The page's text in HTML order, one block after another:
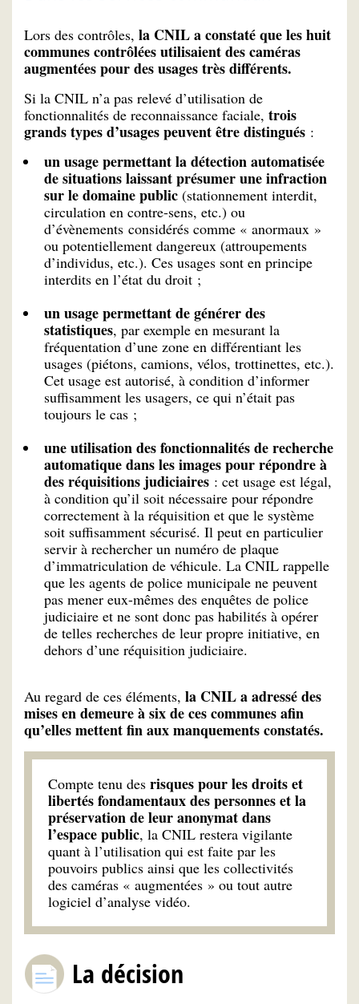
Lors des contrôles, la CNIL a constaté que les huit
communes contrôlées utilisaient des caméras
augmentées pour des usages très différents.
Si la CNIL n’a pas relevé d’utilisation de
fonctionnalités de reconnaissance faciale, trois
grands types d’usages peuvent être distingués :
un usage permettant la détection automatisée
de situations laissant présumer une infraction
sur le domaine public (stationnement interdit,
circulation en contre-sens, etc.) ou
d’évènements considérés comme « anormaux »
ou potentiellement dangereux (attroupements
d’individus, etc.). Ces usages sont en principe
interdits en l’état du droit ;
un usage permettant de générer des
statistiques, par exemple en mesurant la
fréquentation d’une zone en différentiant les
usages (piétons, camions, vélos, trottinettes, etc.).
Cet usage est autorisé, à condition d’informer
suffisamment les usagers, ce qui n’était pas
toujours le cas ;
une utilisation des fonctionnalités de recherche
automatique dans les images pour répondre à
des réquisitions judiciaires : cet usage est légal,
à condition qu’il soit nécessaire pour répondre
correctement à la réquisition et que le système
soit suffisamment sécurisé. Il peut en particulier
servir à rechercher un numéro de plaque
d’immatriculation de véhicule. La CNIL rappelle
que les agents de police municipale ne peuvent
pas mener eux-mêmes des enquêtes de police
judiciaire et ne sont donc pas habilités à opérer
de telles recherches de leur propre initiative, en
dehors d’une réquisition judiciaire.
Au regard de ces éléments, la CNIL a adressé des
mises en demeure à six de ces communes afin
qu’elles mettent fin aux manquements constatés.
Compte tenu des risques pour les droits et
libertés fondamentaux des personnes et la
préservation de leur anonymat dans
l’espace public, la CNIL restera vigilante
quant à l’utilisation qui est faite par les
pouvoirs publics ainsi que les collectivités
des caméras « augmentées » ou tout autre
logiciel d’analyse vidéo.
La décision